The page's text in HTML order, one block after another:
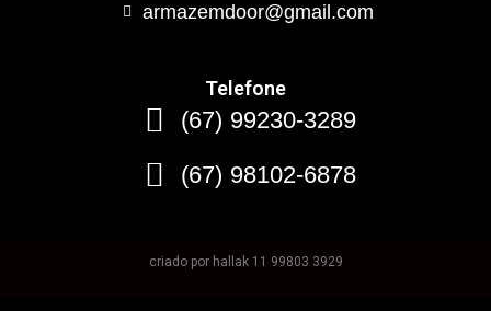
armazemdoor@gmail.com
Telefone
(67) 99230-3289
(67) 98102-6878
criado por hallak 11 99803 3929